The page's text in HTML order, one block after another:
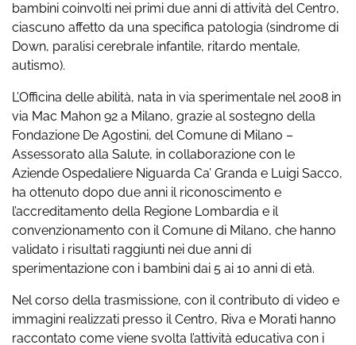
bambini coinvolti nei primi due anni di attività del Centro,
ciascuno affetto da una specifica patologia (sindrome di
Down, paralisi cerebrale infantile, ritardo mentale,
autismo).
L’Officina delle abilità, nata in via sperimentale nel 2008 in
via Mac Mahon 92 a Milano, grazie al sostegno della
Fondazione De Agostini, del Comune di Milano –
Assessorato alla Salute, in collaborazione con le
Aziende Ospedaliere Niguarda Ca’ Granda e Luigi Sacco,
ha ottenuto dopo due anni il riconoscimento e
l’accreditamento della Regione Lombardia e il
convenzionamento con il Comune di Milano, che hanno
validato i risultati raggiunti nei due anni di
sperimentazione con i bambini dai 5 ai 10 anni di età.
Nel corso della trasmissione, con il contributo di video e
immagini realizzati presso il Centro, Riva e Morati hanno
raccontato come viene svolta l’attività educativa con i